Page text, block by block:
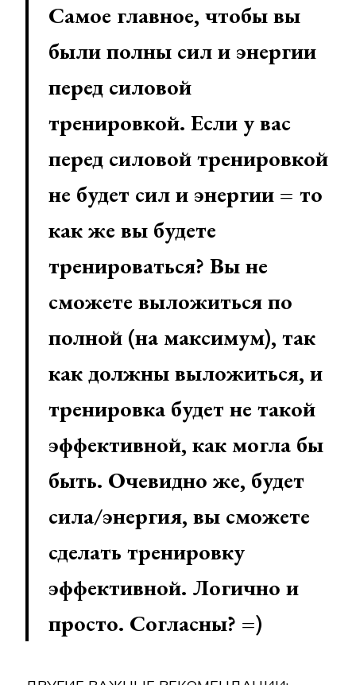
Самое главное, чтобы вы
были полны сил и энергии
перед силовой
тренировкой. Если у вас
перед силовой тренировкой
не будет сил и энергии = то
как же вы будете
тренироваться? Вы не
сможете выложиться по
полной (на максимум), так
как должны выложиться, и
тренировка будет не такой
эффективной, как могла бы
быть. Очевидно же, будет
сила/энергия, вы сможете
сделать тренировку
эффективной. Логично и
просто. Согласны? =)